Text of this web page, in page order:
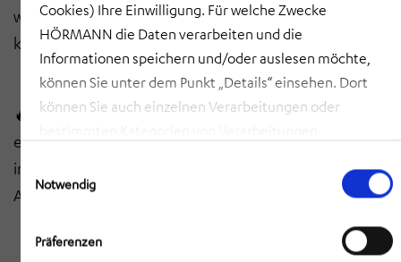
Cookies) Ihre Einwilligung. Für welche Zwecke
HÖRMANN die Daten verarbeiten und die
Informationen speichern und/oder auslesen möchte,
können Sie unter dem Punkt „Details“ einsehen. Dort
können Sie auch einzelnen Verarbeitungen oder
Sie ein, dass HÖRMANN alle der erläuterten
Informationen speichern sowie auslesen und damit
zusammenhängende Datenverarbeitungen vornehmen
darf, die nicht ohnehin unbedingt erforderlich sind,
Einwilligungsauswahl
Notwendig
Präferenzen
wir sicher, dass dein Projekt termingerecht,
kostensicher und nachhaltig realisiert wird.
🔥
Gemeinsam die Fabrik der Zukunft gestalten –
effizient, innovativ und nachhaltig! Für Fragen oder
individuelle Lösungen stehen wir dir jederzeit als
Ansprechpartner zur Verfügung.